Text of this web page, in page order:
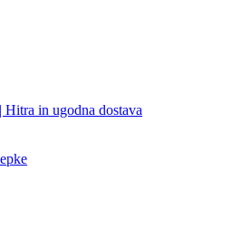
Hitra in ugodna dostava